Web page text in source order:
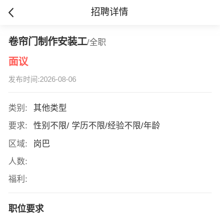
招聘详情
卷帘门制作安装工/全职
面议
发布时间:2026-08-06
类别:
其他类型
要求:
性别不限/ 学历不限/经验不限/年龄
区域:
岗巴
人数:
福利:
职位要求